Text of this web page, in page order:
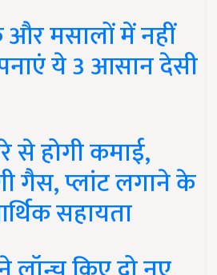
मसालों में नहीं
ये 3 आसान देसी
होगी कमाई,
गैस, प्लांट लगाने के
सहायता